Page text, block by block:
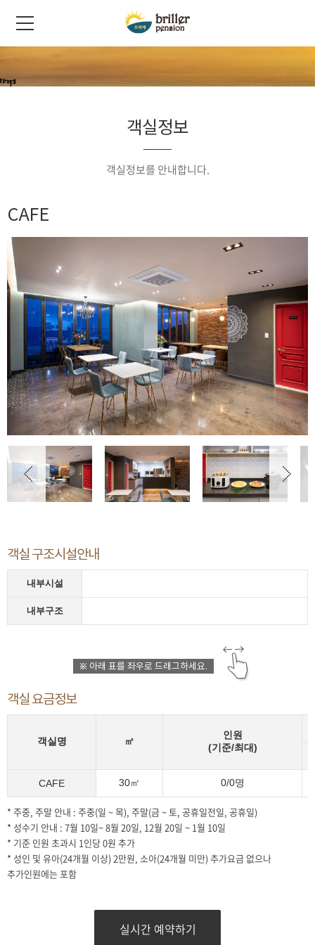
객실정보
객실정보를 안내합니다.
CAFE
객실 구조시설안내
내부시설
내부구조
※ 아래 표를 좌우로 드래그하세요.
객실 요금정보
객실명 ㎡
인원
(기준/최대)
CAFE 30㎡ 0/0명
* 주중, 주말 안내 : 주중(일 ~ 목), 주말(금 ~ 토, 공휴일전일, 공휴일)
* 성수기 안내 : 7월 10일~ 8월 20일, 12월 20일 ~ 1월 10일
* 기준 인원 초과시 1인당 0원 추가
* 성인 및 유아(24개월 이상) 2만원, 소아(24개월 미만) 추가요금 없으나
추가인원에는 포함
실시간 예약하기